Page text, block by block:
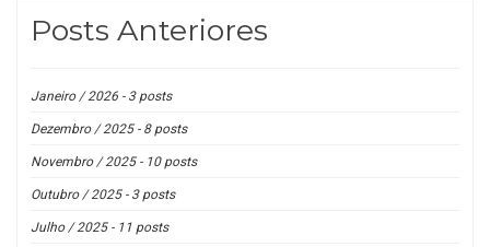
Posts Anteriores
Janeiro / 2026 - 3 posts
Dezembro / 2025 - 8 posts
Novembro / 2025 - 10 posts
Outubro / 2025 - 3 posts
Julho / 2025 - 11 posts